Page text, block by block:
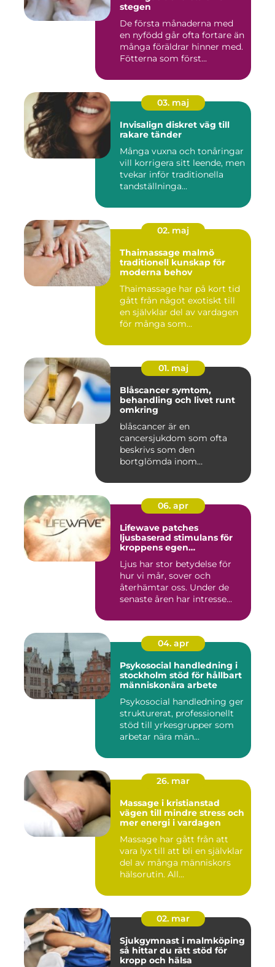
stegen
De första månaderna med
en nyfödd går ofta fortare än
många föräldrar hinner med.
Fötterna som först...
03. maj
Invisalign diskret väg till
rakare tänder
Många vuxna och tonåringar
vill korrigera sitt leende, men
tvekar inför traditionella
tandställninga...
02. maj
Thaimassage malmö
traditionell kunskap för
moderna behov
Thaimassage har på kort tid
gått från något exotiskt till
en självklar del av vardagen
för många som...
01. maj
Blåscancer symtom,
behandling och livet runt
omkring
blåscancer är en
cancersjukdom som ofta
beskrivs som den
bortglömda inom
06. apr
Lifewave patches
ljusbaserad stimulans för
kroppens egen
Ljus har stor betydelse för
hur vi mår, sover och
återhämtar oss. Under de
senaste åren har intresse...
04. apr
Psykosocial handledning i
stockholm stöd för hållbart
människonära arbete
Psykosocial handledning ger
strukturerat, professionellt
stöd till yrkesgrupper som
arbetar nära män...
26. mar
Massage i kristianstad
vägen till mindre stress och
mer energi i vardagen
Massage har gått från att
vara lyx till att bli en självklar
del av många människors
hälsorutin. All...
02. mar
Sjukgymnast i malmköping
så hittar du rätt stöd för
kropp och hälsa